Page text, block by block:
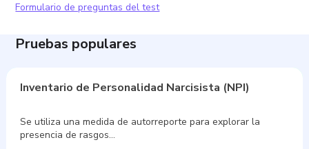
Formulario de preguntas del test
Pruebas populares
Inventario de Personalidad Narcisista (NPI)
Se utiliza una medida de autorreporte para explorar la
presencia de rasgos…